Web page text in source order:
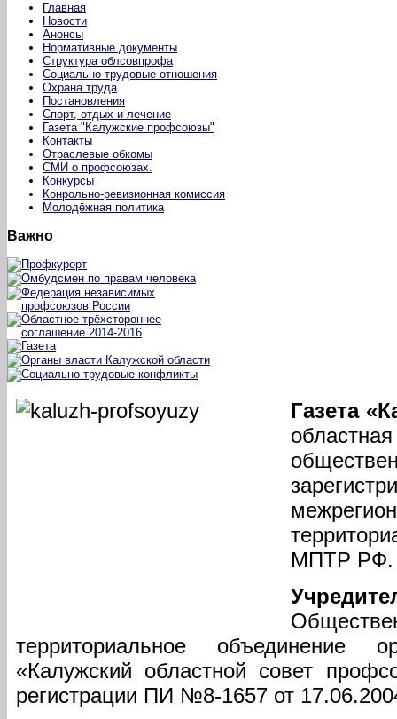
Главная
Новости
Анонсы
Нормативные документы
Структура облсовпрофа
Социально-трудовые отношения
Охрана труда
Постановления
Спорт, отдых и лечение
Газета "Калужские профсоюзы"
Контакты
Отраслевые обкомы
СМИ о профсоюзах.
Конкурсы
Конрольно-ревизионная комиссия
Молодёжная политика
Важно
Газета
МПТР РФ.
территориальное объединение
«Калужский областной совет
регистрации ПИ №8-1657 от